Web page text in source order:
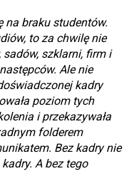
na braku studentów.
to za chwilę nie
szklarni, firm i
Ale nie
kadry
poziom tych
i przekazywała
folderem
Bez kadry nie
A bez tego